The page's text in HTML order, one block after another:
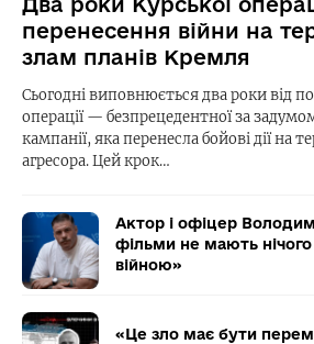
перенесення війни на
злам планів Кремля
Сьогодні виповнюється два роки від
операції — безпрецедентної за
кампанії, яка перенесла бойові дії на
агресора. Цей крок…
Актор і офіцер
фільми не мають нічого
війною»
«Це зло має бути